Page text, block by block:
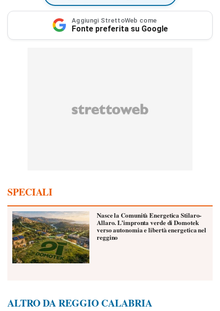
Aggiungi StrettoWeb come
Fonte preferita su Google
SPECIALI
Nasce la Comunità Energetica Stilaro-
Allaro. L’impronta verde di Domotek
verso autonomia e libertà energetica nel
reggino
ALTRO DA REGGIO CALABRIA